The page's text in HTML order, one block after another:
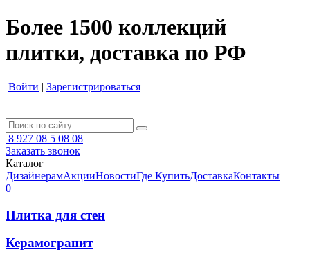
Более 1500 коллекций
плитки, доставка по РФ
Войти | Зарегистрироваться
8 927 08 5 08 08
Заказать звонок
Каталог
ДизайнерамАкцииНовостиГде КупитьДоставкаКонтакты
0
Плитка для стен
Керамогранит